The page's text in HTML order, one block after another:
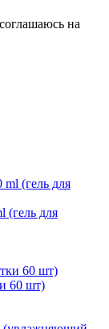
на
(гель для
60 шт)